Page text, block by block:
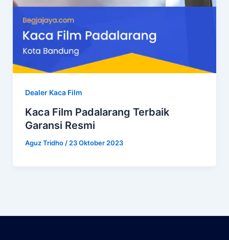
Dealer Kaca Film
Kaca Film Padalarang Terbaik
Garansi Resmi
Aguz Tridho / 23 Oktober 2023